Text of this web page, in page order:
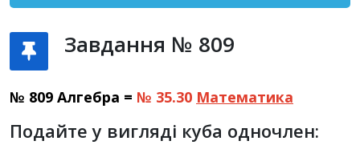
Завдання № 809
№ 809 Алгебра = № 35.30 Математика
Подайте у вигляді куба одночлен: